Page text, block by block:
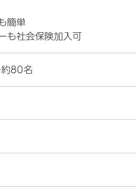
簡単
も社会保険加入可
80名